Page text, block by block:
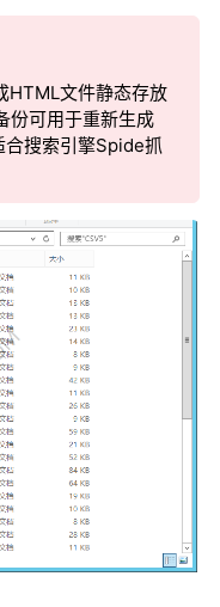
HTML文件静态存放
份可用于重新生成
合搜索引擎Spide抓